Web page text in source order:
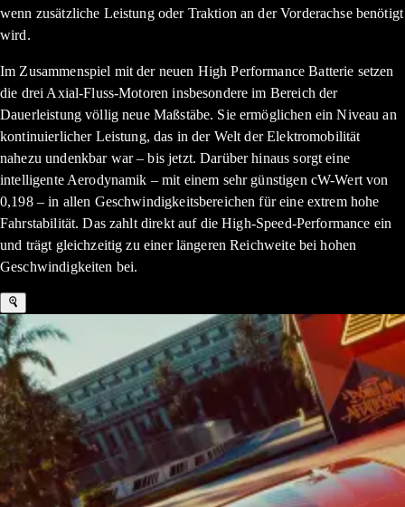
wenn zusätzliche Leistung oder Traktion an der Vorderachse benötigt
wird.
Im Zusammenspiel mit der neuen High Performance Batterie setzen
die drei Axial-Fluss-Motoren insbesondere im Bereich der
Dauerleistung völlig neue Maßstäbe. Sie ermöglichen ein Niveau an
kontinuierlicher Leistung, das in der Welt der Elektromobilität
nahezu undenkbar war – bis jetzt. Darüber hinaus sorgt eine
intelligente Aerodynamik – mit einem sehr günstigen cW-Wert von
0,198 – in allen Geschwindigkeitsbereichen für eine extrem hohe
Fahrstabilität. Das zahlt direkt auf die High-Speed-Performance ein
und trägt gleichzeitig zu einer längeren Reichweite bei hohen
Geschwindigkeiten bei.